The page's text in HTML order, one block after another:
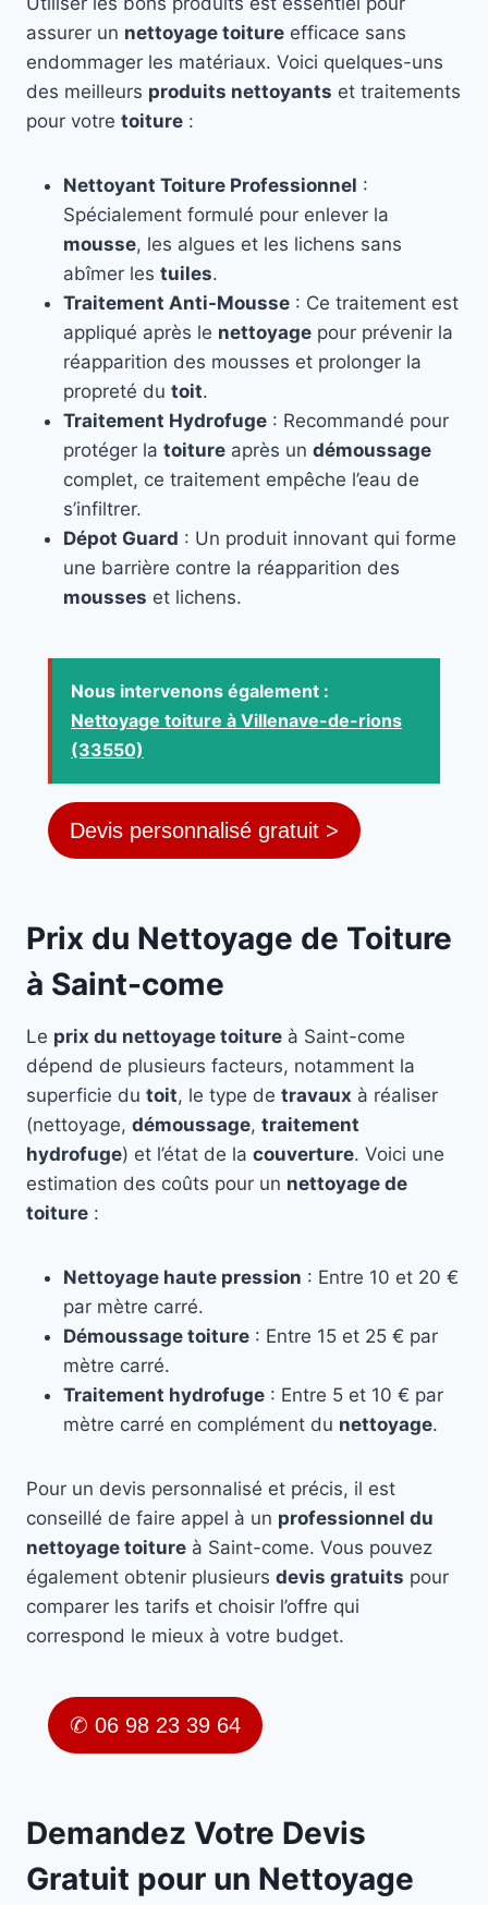
assurer un nettoyage toiture efficace sans
endommager les matériaux. Voici quelques-uns
des meilleurs produits nettoyants et traitements
pour votre toiture :
Nettoyant Toiture Professionnel :
Spécialement formulé pour enlever la
mousse, les algues et les lichens sans
abîmer les tuiles.
Traitement Anti-Mousse : Ce traitement est
appliqué après le nettoyage pour prévenir la
réapparition des mousses et prolonger la
propreté du toit.
Traitement Hydrofuge : Recommandé pour
protéger la toiture après un démoussage
complet, ce traitement empêche l’eau de
s’infiltrer.
Dépot Guard : Un produit innovant qui forme
une barrière contre la réapparition des
mousses et lichens.
Nous intervenons également :
Nettoyage toiture à Villenave-de-rions
(33550)
Devis personnalisé gratuit >
Prix du Nettoyage de Toiture
à Saint-come
Le prix du nettoyage toiture à Saint-come
dépend de plusieurs facteurs, notamment la
superficie du toit, le type de travaux à réaliser
(nettoyage, démoussage, traitement
hydrofuge) et l’état de la couverture. Voici une
estimation des coûts pour un nettoyage de
toiture :
Nettoyage haute pression : Entre 10 et 20 €
par mètre carré.
Démoussage toiture : Entre 15 et 25 € par
mètre carré.
Traitement hydrofuge : Entre 5 et 10 € par
mètre carré en complément du nettoyage.
Pour un devis personnalisé et précis, il est
conseillé de faire appel à un professionnel du
nettoyage toiture à Saint-come. Vous pouvez
également obtenir plusieurs devis gratuits pour
comparer les tarifs et choisir l’offre qui
correspond le mieux à votre budget.
✆ 06 98 23 39 64
Demandez Votre Devis
Gratuit pour un Nettoyage